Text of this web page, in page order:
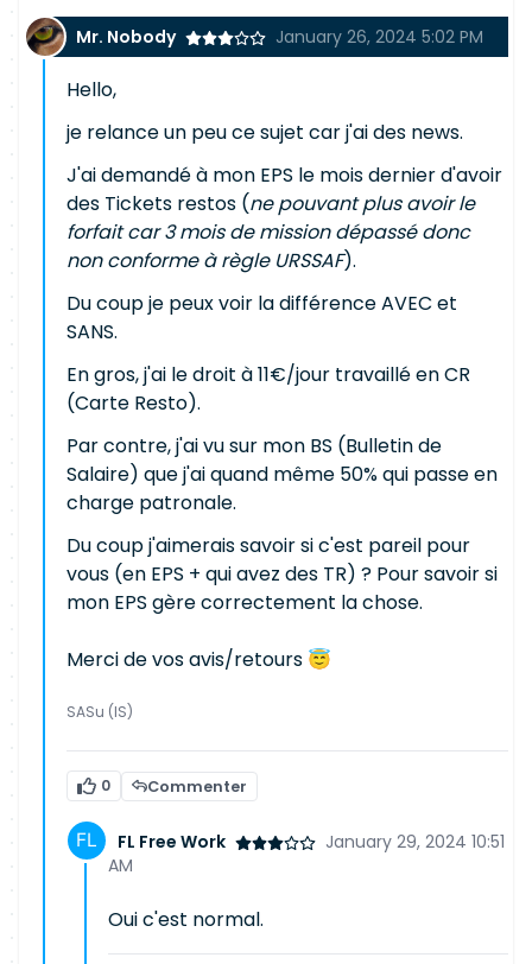
Mr. Nobody January 26, 2024 5:02 PM
Hello,
je relance un peu ce sujet car j'ai des news.
J'ai demandé à mon EPS le mois dernier d'avoir
des Tickets restos (ne pouvant plus avoir le
forfait car 3 mois de mission dépassé donc
non conforme à règle URSSAF).
Du coup je peux voir la différence AVEC et
SANS.
En gros, j'ai le droit à 11€/jour travaillé en CR
(Carte Resto).
Par contre, j'ai vu sur mon BS (Bulletin de
Salaire) que j'ai quand même 50% qui passe en
charge patronale.
Du coup j'aimerais savoir si c'est pareil pour
vous (en EPS + qui avez des TR) ? Pour savoir si
mon EPS gère correctement la chose.
Merci de vos avis/retours 😇
SASu (IS)
0 Commenter
FL Free Work
January 29, 2024 10:51
AM
Oui c'est normal.